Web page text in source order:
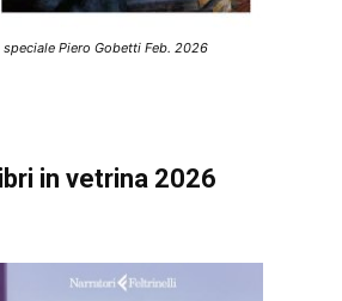
speciale Piero Gobetti Feb. 2026
in vetrina 2026